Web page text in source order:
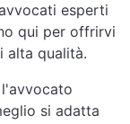
esperti
qui per offrirvi
alta qualità.
si adatta